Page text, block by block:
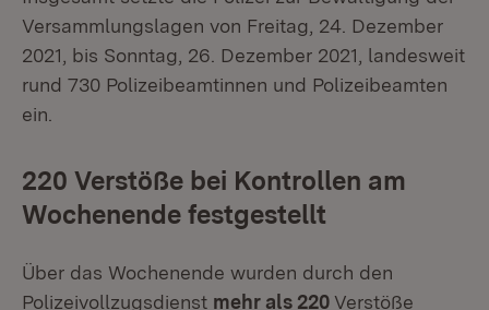
Versammlungslagen von Freitag, 24. Dezember
2021, bis Sonntag, 26. Dezember 2021, landesweit
rund 730 Polizeibeamtinnen und Polizeibeamten
ein.
220 Verstöße bei Kontrollen am
Wochenende festgestellt
Über das Wochenende wurden durch den
Polizeivollzugsdienst mehr als 220 Verstöße